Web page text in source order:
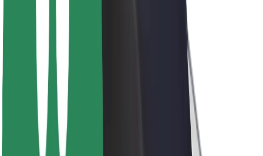
Правила використання бренду
Місія
Зв’язки з інвесторами
Керівництво
Бренд
Медіа
Урбаністичний фонд